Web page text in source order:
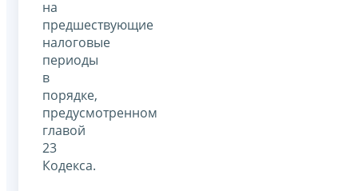
на
предшествующие
налоговые
периоды
в
порядке,
предусмотренном
главой
23
Кодекса.